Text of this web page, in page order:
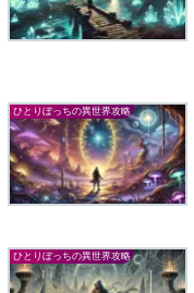
ひとりぼっちの異世界攻略
ひとりぼっちの異世界攻略